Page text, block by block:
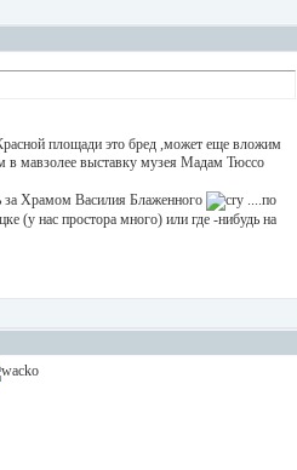
площади это бред ,может еще вложим
мавзолее выставку музея Мадам Тюссо
за Храмом Василия Блаженного
....по
(у нас простора много) или где -нибудь на